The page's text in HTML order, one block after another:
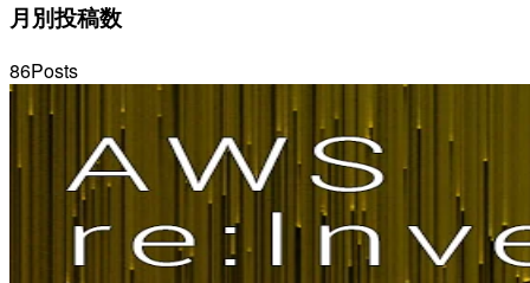
月別投稿数
86Posts